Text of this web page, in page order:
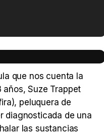
que nos cuenta la
Suze Trappet
peluquera de
diagnosticada de una
las sustancias